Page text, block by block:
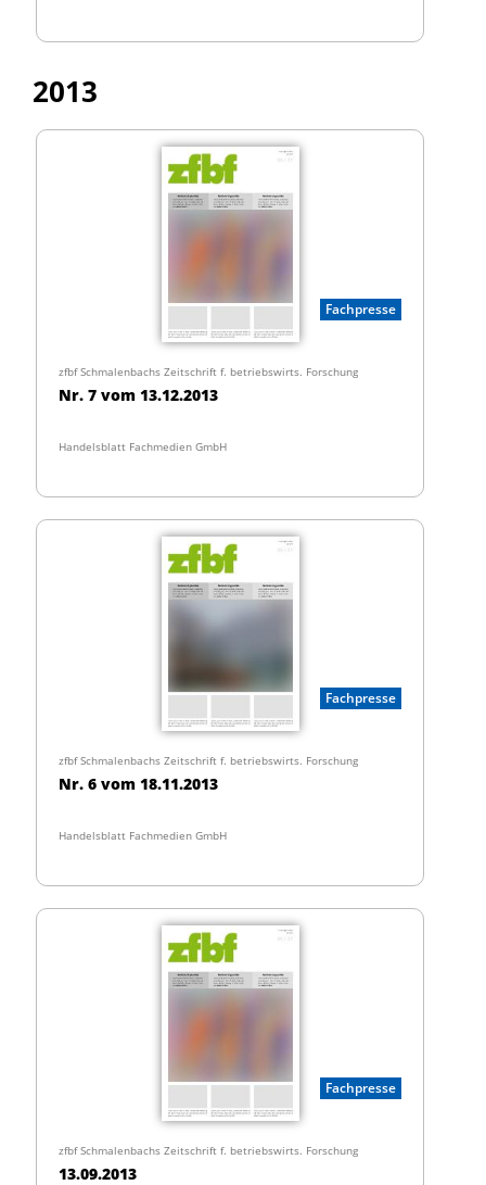
2013
Fachpresse
zfbf Schmalenbachs Zeitschrift f. betriebswirts. Forschung
Nr. 7 vom 13.12.2013
Handelsblatt Fachmedien GmbH
Fachpresse
zfbf Schmalenbachs Zeitschrift f. betriebswirts. Forschung
Nr. 6 vom 18.11.2013
Handelsblatt Fachmedien GmbH
Fachpresse
zfbf Schmalenbachs Zeitschrift f. betriebswirts. Forschung
13.09.2013